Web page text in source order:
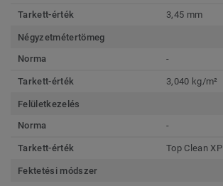
Tarkett-érték 3,45 mm
Négyzetmétertömeg
Norma
-
Tarkett-érték 3,040 kg/m²
Felületkezelés
Norma
-
Tarkett-érték Top Clean XP
Fektetési módszer